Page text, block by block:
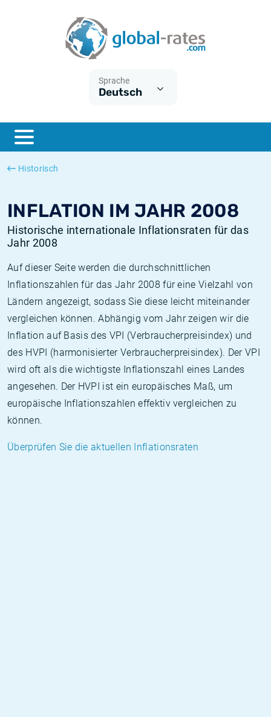
Sprache
Deutsch
Historisch
INFLATION IM JAHR 2008
Historische internationale Inflationsraten für das
Jahr 2008
Auf dieser Seite werden die durchschnittlichen
Inflationszahlen für das Jahr 2008 für eine Vielzahl von
Ländern angezeigt, sodass Sie diese leicht miteinander
vergleichen können. Abhängig vom Jahr zeigen wir die
Inflation auf Basis des VPI (Verbraucherpreisindex) und
des HVPI (harmonisierter Verbraucherpreisindex). Der VPI
wird oft als die wichtigste Inflationszahl eines Landes
angesehen. Der HVPI ist ein europäisches Maß, um
europäische Inflationszahlen effektiv vergleichen zu
können.
Überprüfen Sie die aktuellen Inflationsraten
ESTER
SONIA
Was ist die VPI-Inflation?
Was ist die HVPI-Inflation?
Deutsche inflation
Europäische inflation
Historische Euribor-Sätze
Historische ESTER-Sätze
Historische SOFR-Sätze
Historische SONIA-Sätze
Inflationsrechner